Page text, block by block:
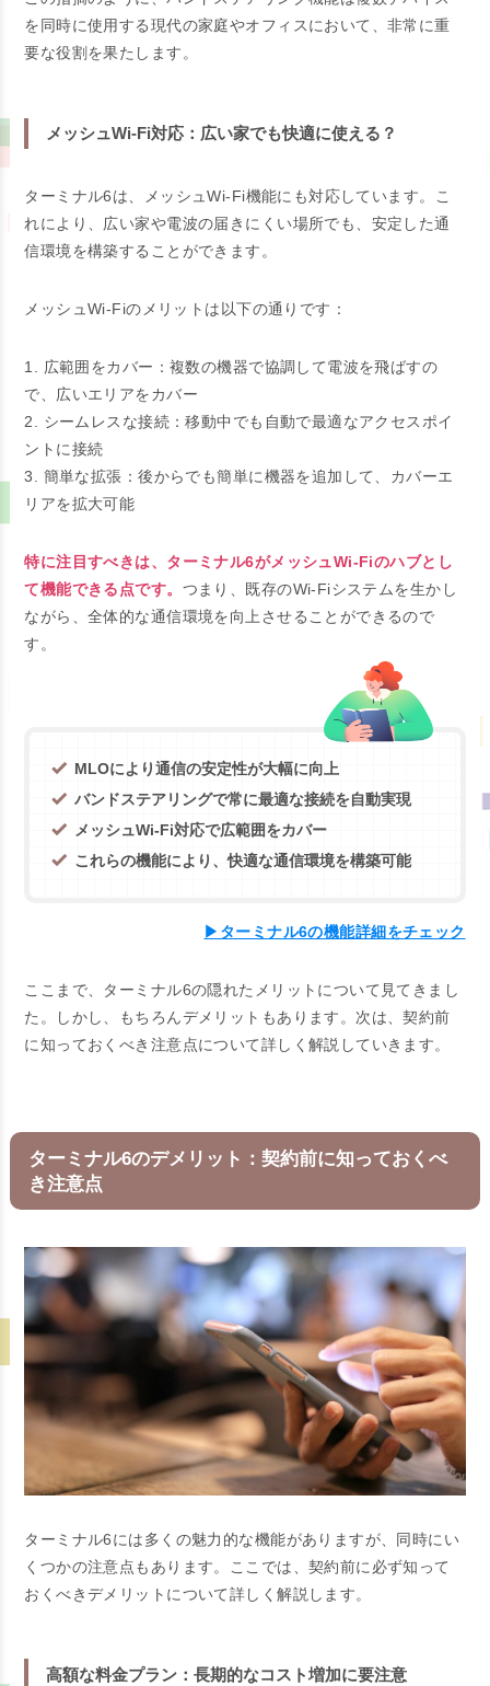
を同時に使用する現代の家庭やオフィスにおいて、非常に重
要な役割を果たします。
メッシュWi-Fi対応：広い家でも快適に使える？
ターミナル6は、メッシュWi-Fi機能にも対応しています。こ
れにより、広い家や電波の届きにくい場所でも、安定した通
信環境を構築することができます。
メッシュWi-Fiのメリットは以下の通りです：
1. 広範囲をカバー：複数の機器で協調して電波を飛ばすの
で、広いエリアをカバー
2. シームレスな接続：移動中でも自動で最適なアクセスポイ
ントに接続
3. 簡単な拡張：後からでも簡単に機器を追加して、カバーエ
リアを拡大可能
特に注目すべきは、ターミナル6がメッシュWi-Fiのハブとし
て機能できる点です。 つまり、既存のWi-Fiシステムを生かし
ながら、全体的な通信環境を向上させることができるので
す。
MLOにより通信の安定性が大幅に向上
バンドステアリングで常に最適な接続を自動実現
メッシュWi-Fi対応で広範囲をカバー
これらの機能により、快適な通信環境を構築可能
▶ターミナル6の機能詳細をチェック
ここまで、ターミナル6の隠れたメリットについて見てきまし
た。しかし、もちろんデメリットもあります。次は、契約前
に知っておくべき注意点について詳しく解説していきます。
ターミナル6のデメリット：契約前に知っておくべ
き注意点
ターミナル6には多くの魅力的な機能がありますが、同時にい
くつかの注意点もあります。ここでは、契約前に必ず知って
おくべきデメリットについて詳しく解説します。
高額な料金プラン：長期的なコスト増加に要注意